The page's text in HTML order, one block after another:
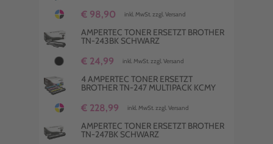
€ 98,90 inkl. MwSt. zzgl. Versand
AMPERTEC TONER ERSETZT BROTHER
TN-243BK SCHWARZ
€ 24,99 inkl. MwSt. zzgl. Versand
4 AMPERTEC TONER ERSETZT
BROTHER TN-247 MULTIPACK KCMY
€ 228,99 inkl. MwSt. zzgl. Versand
AMPERTEC TONER ERSETZT BROTHER
TN-247BK SCHWARZ